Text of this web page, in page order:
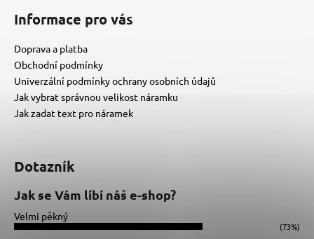
Informace pro vás
Doprava a platba
Obchodní podmínky
Univerzální podmínky ochrany osobních údajů
Jak vybrat správnou velikost náramku
Jak zadat text pro náramek
Dotazník
Jak se Vám líbí náš e-shop?
Velmi pěkný
(73%)